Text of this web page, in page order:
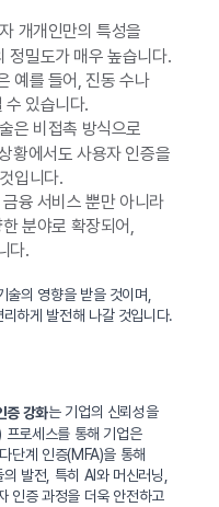
개개인만의 특성을
정밀도가 매우 높습니다.
예를 들어, 진동 수나
수 있습니다.
은 비접촉 방식으로
황에서도 사용자 인증을
입니다.
융 서비스 뿐만 아니라
분야로 확장되어,
다.
술의 영향을 받을 것이며,
하게 발전해 나갈 것입니다.
증 강화는 기업의 신뢰성을
로세스를 통해 기업은
단계 인증(MFA)을 통해
발전, 특히 AI와 머신러닝,
인증 과정을 더욱 안전하고